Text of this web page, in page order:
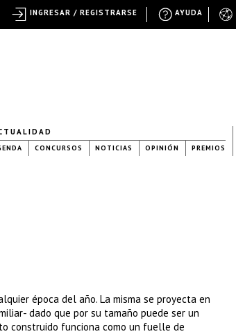
CONCURSOS NOTICIAS OPINIÓN PREMIOS
época del año. La misma se proyecta en
dado que por su tamaño puede ser un
construido funciona como un fuelle de
AYUDA
INGRESAR / REGISTRARSE